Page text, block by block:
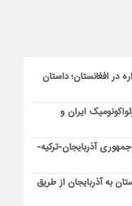
در افغانستان؛ داستان
ایران و
آذربایجان-ترکیه-
به آذربایجان از طریق